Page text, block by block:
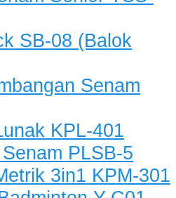
SB-08 (Balok
Senam
KPL-401
PLSB-5
3in1 KPM-301